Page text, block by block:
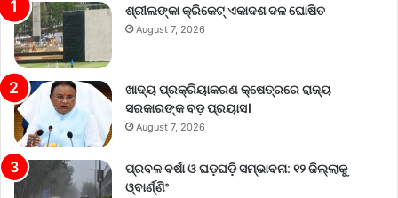
ଶ୍ରୀଲଙ୍କା କ୍ରିକେଟ୍‌ ଏକାଦଶ ଦଳ ଘୋଷିତ
August 7, 2026
ଖାଦ୍ୟ ପ୍ରକ୍ରିୟାକରଣ କ୍ଷେତ୍ରରେ ରାଜ୍ୟ
ସରକାରଙ୍କ ବଡ଼ ପ୍ରୟାସ।
August 7, 2026
ପ୍ରବଳ ବର୍ଷା ଓ ଘଡ଼ଘଡ଼ି ସମ୍ଭାବନା: ୧୨ ଜିଲ୍ଲାକୁ
ଓ୍ବାର୍ଣ୍ଣିଂ